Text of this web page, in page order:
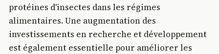
protéines d'insectes dans les régimes
alimentaires. Une augmentation des
investissements en recherche et développement
est également essentielle pour améliorer les